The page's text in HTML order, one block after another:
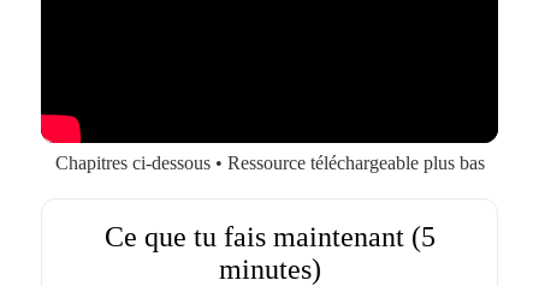
Chapitres ci‑dessous • Ressource téléchargeable plus bas
Ce que tu fais maintenant (5
minutes)